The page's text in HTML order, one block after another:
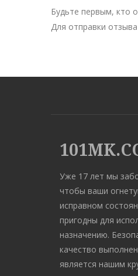
Будьте первым, кто
Для отправки
Уже 17 лет мы
чтобы ваши
исправном
пригодны для
назначению.
качество
является нашим